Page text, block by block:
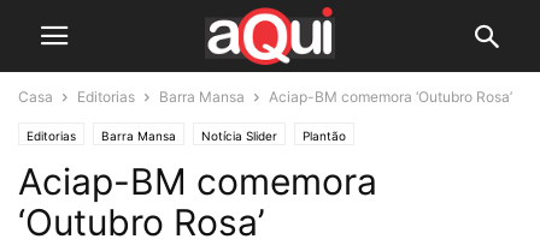
Casa Editorias Barra Mansa Aciap-BM comemora ‘Outubro Rosa’
Editorias Barra Mansa Notícia Slider Plantão
Aciap-BM comemora
‘Outubro Rosa’